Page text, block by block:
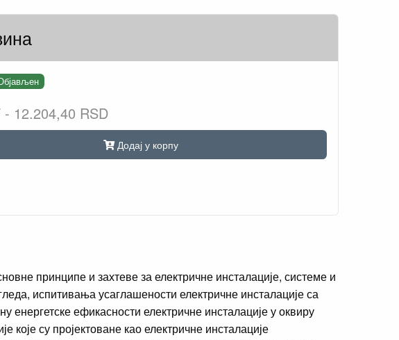
- 12.204,40 RSD
Додај у корпу
принципе и захтеве за електричне инсталације, системе и
испитивања усаглашености електричне инсталације са
енергетске ефикасности електричне инсталације у оквиру
су пројектоване као електричне инсталације